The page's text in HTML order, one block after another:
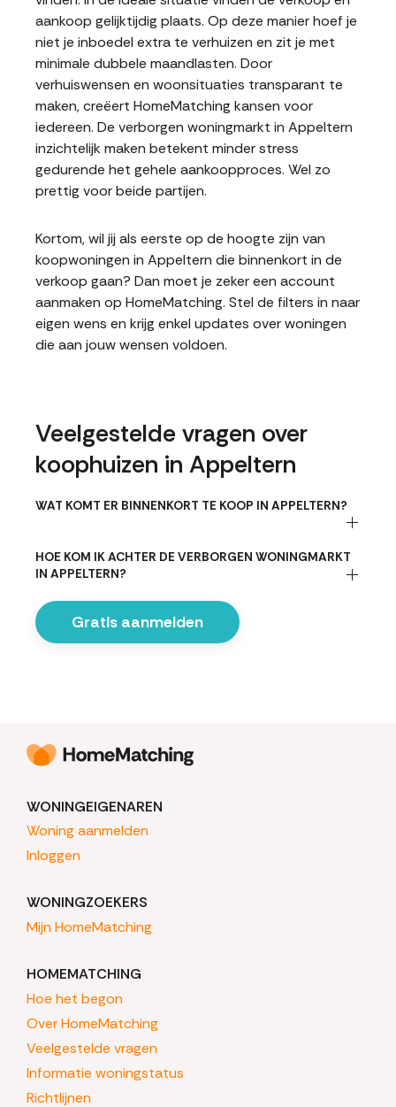
aankoop gelijktijdig plaats. Op deze manier hoef je
niet je inboedel extra te verhuizen en zit je met
minimale dubbele maandlasten. Door
verhuiswensen en woonsituaties transparant te
maken, creëert HomeMatching kansen voor
iedereen. De verborgen woningmarkt in Appeltern
inzichtelijk maken betekent minder stress
gedurende het gehele aankoopproces. Wel zo
prettig voor beide partijen.
Kortom, wil jij als eerste op de hoogte zijn van
koopwoningen in Appeltern die binnenkort in de
verkoop gaan? Dan moet je zeker een account
aanmaken op HomeMatching. Stel de filters in naar
eigen wens en krijg enkel updates over woningen
die aan jouw wensen voldoen.
Veelgestelde vragen over
koophuizen in Appeltern
WAT KOMT ER BINNENKORT TE KOOP IN APPELTERN?
HOE KOM IK ACHTER DE VERBORGEN WONINGMARKT
IN APPELTERN?
Gratis aanmelden
WONINGEIGENAREN
Woning aanmelden
Inloggen
WONINGZOEKERS
Mijn HomeMatching
HOMEMATCHING
Hoe het begon
Over HomeMatching
Veelgestelde vragen
Informatie woningstatus
Richtlijnen